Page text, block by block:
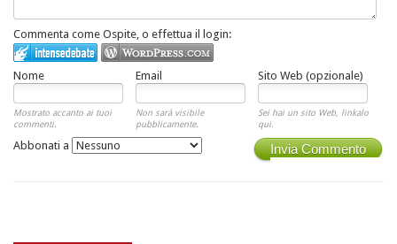
Commenta come Ospite, o effettua il login:
Nome Email Sito Web (opzionale)
Mostrato accanto ai tuoi
commenti.
Non sarà visibile
pubblicamente.
Sei hai un sito Web, linkalo
qui.
Invia Commento
Abbonati a